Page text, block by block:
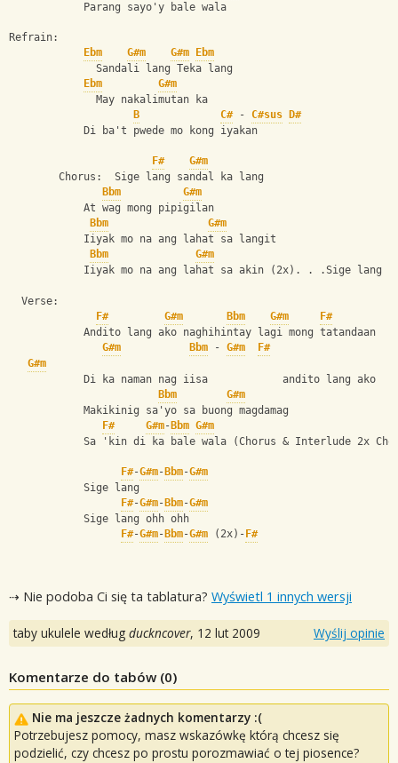
            Parang sayo'y bale wala
Refrain:
Ebm
G#m G#m
Ebm
              Sandali lang Teka lang
Ebm
G#m
              May nakalimutan ka
B
C# - C#sus
D#
            Di ba't pwede mo kong iyakan
F#
G#m
        Chorus:  Sige lang sandal ka lang
Bbm
G#m
            At wag mong pipigilan
Bbm
G#m
            Iiyak mo na ang lahat sa langit
Bbm
G#m
Iiyak mo na ang lahat sa akin (2x). . .Sige lang
  Verse:
F#
G#m Bbm G#m
F#
            Andito lang ako naghihintay lagi mong tatandaan
G#m
Bbm - G#m
F#
G#m
            Di ka naman nag iisa            andito lang ako
Bbm
G#m
            Makikinig sa'yo sa buong magdamag
F#
G#m- Bbm G#m
Sa 'kin di ka bale wala (Chorus & Interlude 2x
F#-G#m- Bbm-G#m
            Sige lang
F#-G#m- Bbm-G#m
            Sige lang ohh ohh
F#-G#m- Bbm-G#m (2x)- F#
⇢ Nie podoba Ci się ta tablatura? Wyświetl 1 innych wersji
taby ukulele według duckncover, 12 lut 2009 Wyślij opinie
Komentarze do tabów (0)
Nie ma jeszcze żadnych komentarzy :(
Potrzebujesz pomocy, masz wskazówkę którą chcesz się
podzielić, czy chcesz po prostu porozmawiać o tej piosence?